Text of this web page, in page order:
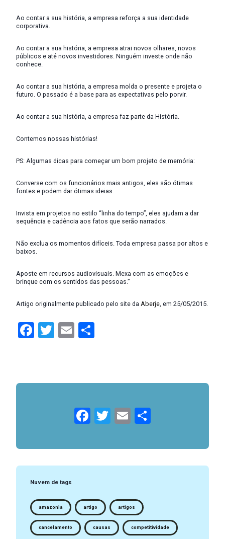
Ao contar a sua história, a empresa reforça a sua identidade
corporativa.
Ao contar a sua história, a empresa atrai novos olhares, novos
públicos e até novos investidores. Ninguém investe onde não
conhece.
Ao contar a sua história, a empresa molda o presente e projeta o
futuro. O passado é a base para as expectativas pelo porvir.
Ao contar a sua história, a empresa faz parte da História.
Contemos nossas histórias!
PS: Algumas dicas para começar um bom projeto de memória:
Converse com os funcionários mais antigos, eles são ótimas
fontes e podem dar ótimas ideias.
Invista em projetos no estilo “linha do tempo”, eles ajudam a dar
sequência e cadência aos fatos que serão narrados.
Não exclua os momentos difíceis. Toda empresa passa por altos e
baixos.
Aposte em recursos audiovisuais. Mexa com as emoções e
brinque com os sentidos das pessoas.”
Artigo originalmente publicado pelo site da Aberje, em 25/05/2015.
Facebook
Twitter
EmailCompartilhar
Facebook
Twitter
Email
Nuvem de tags
amazonia artigo artigos
cancelamento causas competitividade